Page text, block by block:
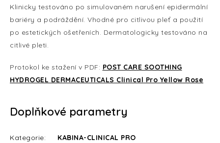
Klinicky testováno po simulovaném narušení epidermální
bariéry a podráždění. Vhodné pro citlivou pleť a použití
po estetických ošetřeních. Dermatologicky testováno na
citlivé pleti.
Protokol ke stažení v PDF: POST CARE SOOTHING
HYDROGEL DERMACEUTICALS Clinical Pro Yellow Rose
Doplňkové parametry
Kategorie:
KABINA-CLINICAL PRO